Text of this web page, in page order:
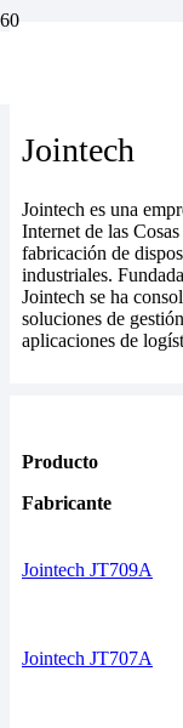
Jointech
Jointech es una
Internet de las
fabricación de
industriales.
Jointech se ha
soluciones de
aplicaciones de
Producto
Fabricante
Jointech JT709A
Jointech JT707A